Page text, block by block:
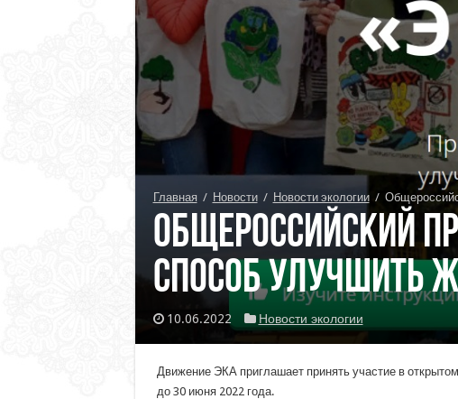
Главная / Новости / Новости экологии /
Общероссийский
способ улучшить
10.06.2022 Новости экологии
Движение ЭКА приглашает принять участие в
до 30 июня 2022 года.